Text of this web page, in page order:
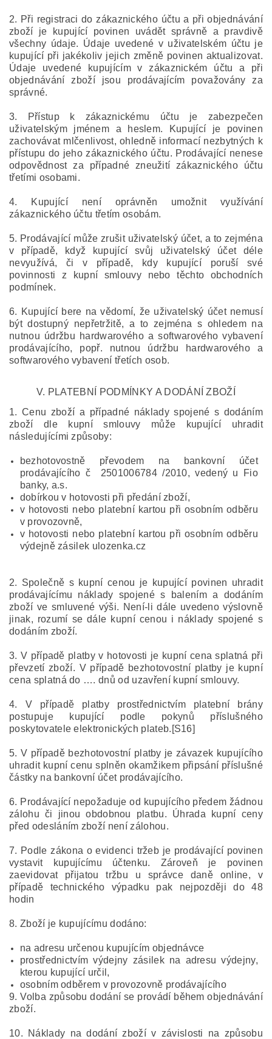
2. Při registraci do zákaznického účtu a při objednávání
zboží je kupující povinen uvádět správně a pravdivě
všechny údaje. Údaje uvedené v uživatelském účtu je
kupující při jakékoliv jejich změně povinen aktualizovat.
Údaje uvedené kupujícím v zákaznickém účtu a při
objednávání zboží jsou prodávajícím považovány za
správné.
3. Přístup k zákaznickému účtu je zabezpečen
uživatelským jménem a heslem. Kupující je povinen
zachovávat mlčenlivost, ohledně informací nezbytných k
přístupu do jeho zákaznického účtu. Prodávající nenese
odpovědnost za případné zneužití zákaznického účtu
třetími osobami.
4. Kupující není oprávněn umožnit využívání
zákaznického účtu třetím osobám.
5. Prodávající může zrušit uživatelský účet, a to zejména
v případě, když kupující svůj uživatelský účet déle
nevyužívá, či v případě, kdy kupující poruší své
povinnosti z kupní smlouvy nebo těchto obchodních
podmínek.
6. Kupující bere na vědomí, že uživatelský účet nemusí
být dostupný nepřetržitě, a to zejména s ohledem na
nutnou údržbu hardwarového a softwarového vybavení
prodávajícího, popř. nutnou údržbu hardwarového a
softwarového vybavení třetích osob.
V. PLATEBNÍ PODMÍNKY A DODÁNÍ ZBOŽÍ
1. Cenu zboží a případné náklady spojené s dodáním
zboží dle kupní smlouvy může kupující uhradit
následujícími způsoby:
bezhotovostně převodem na bankovní účet
prodávajícího č 2501006784 /2010, vedený u Fio
banky, a.s.
dobírkou v hotovosti při předání zboží,
v hotovosti nebo platební kartou při osobním odběru
v provozovně,
v hotovosti nebo platební kartou při osobním odběru
výdejně zásilek ulozenka.cz
2. Společně s kupní cenou je kupující povinen uhradit
prodávajícímu náklady spojené s balením a dodáním
zboží ve smluvené výši. Není-li dále uvedeno výslovně
jinak, rozumí se dále kupní cenou i náklady spojené s
dodáním zboží.
3. V případě platby v hotovosti je kupní cena splatná při
převzetí zboží. V případě bezhotovostní platby je kupní
cena splatná do …. dnů od uzavření kupní smlouvy.
4. V případě platby prostřednictvím platební brány
postupuje kupující podle pokynů příslušného
poskytovatele elektronických plateb.[S16]
5. V případě bezhotovostní platby je závazek kupujícího
uhradit kupní cenu splněn okamžikem připsání příslušné
částky na bankovní účet prodávajícího.
6. Prodávající nepožaduje od kupujícího předem žádnou
zálohu či jinou obdobnou platbu. Úhrada kupní ceny
před odesláním zboží není zálohou.
7. Podle zákona o evidenci tržeb je prodávající povinen
vystavit kupujícímu účtenku. Zároveň je povinen
zaevidovat přijatou tržbu u správce daně online, v
případě technického výpadku pak nejpozději do 48
hodin
8. Zboží je kupujícímu dodáno:
na adresu určenou kupujícím objednávce
prostřednictvím výdejny zásilek na adresu výdejny,
kterou kupující určil,
osobním odběrem v provozovně prodávajícího
9.Volba způsobu dodání se provádí během objednávání
zboží.
10. Náklady na dodání zboží v závislosti na způsobu